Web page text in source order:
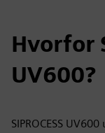
Hvorfor
UV600?
SIPROCESS